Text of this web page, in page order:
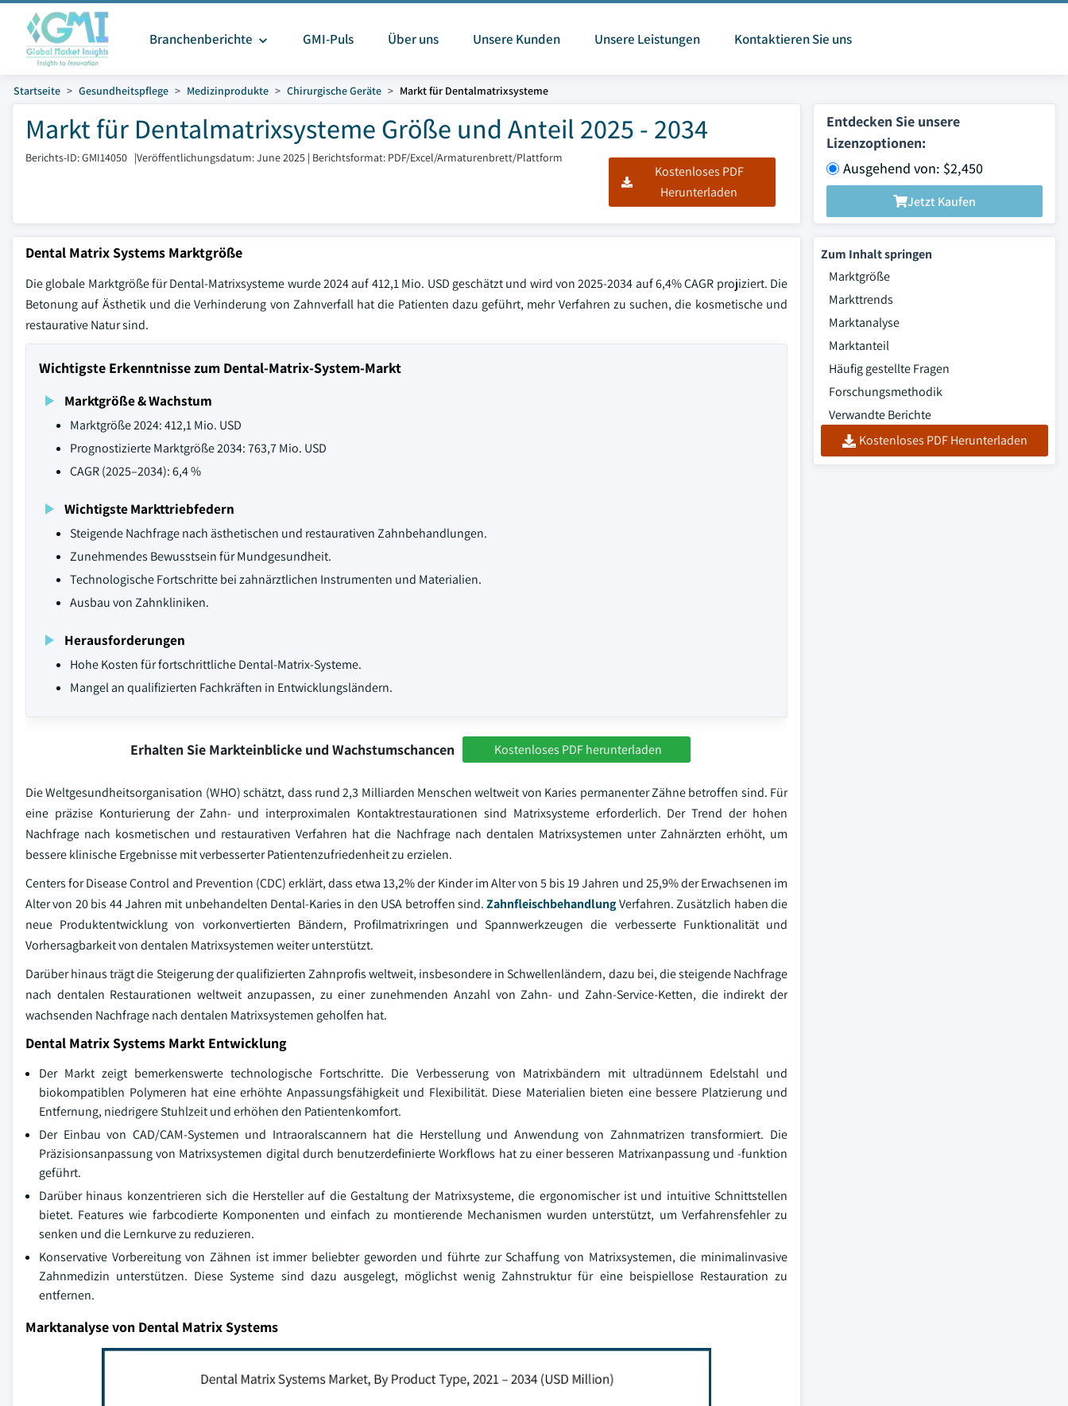
Branchenberichte GMI-Puls Über uns Unsere Kunden Unsere Leistungen Kontaktieren Sie uns
Startseite Gesundheitspflege Medizinprodukte Chirurgische Geräte Markt für Dentalmatrixsysteme
Markt für Dentalmatrixsysteme Größe und Anteil 2025 - 2034
Berichts-ID: GMI14050 |Veröffentlichungsdatum: June 2025 | Berichtsformat: PDF/Excel/Armaturenbrett/Plattform
Kostenloses PDF
Herunterladen
Entdecken Sie unsere
Lizenzoptionen:
Ausgehend von: $2,450
Jetzt Kaufen
Dental Matrix Systems Marktgröße
Die globale Marktgröße für Dental-Matrixsysteme wurde 2024 auf 412,1 Mio. USD geschätzt und wird von 2025-2034 auf 6,4% CAGR projiziert. Die
Betonung auf Ästhetik und die Verhinderung von Zahnverfall hat die Patienten dazu geführt, mehr Verfahren zu suchen, die kosmetische und
restaurative Natur sind.
Wichtigste Erkenntnisse zum Dental-Matrix-System-Markt
Marktgröße & Wachstum
Marktgröße 2024: 412,1 Mio. USD
Prognostizierte Marktgröße 2034: 763,7 Mio. USD
CAGR (2025–2034): 6,4 %
Wichtigste Markttriebfedern
Steigende Nachfrage nach ästhetischen und restaurativen Zahnbehandlungen.
Zunehmendes Bewusstsein für Mundgesundheit.
Technologische Fortschritte bei zahnärztlichen Instrumenten und Materialien.
Ausbau von Zahnkliniken.
Herausforderungen
Hohe Kosten für fortschrittliche Dental-Matrix-Systeme.
Mangel an qualifizierten Fachkräften in Entwicklungsländern.
Erhalten Sie Markteinblicke und Wachstumschancen Kostenloses PDF herunterladen
Die Weltgesundheitsorganisation (WHO) schätzt, dass rund 2,3 Milliarden Menschen weltweit von Karies permanenter Zähne betroffen sind. Für
eine präzise Konturierung der Zahn- und interproximalen Kontaktrestaurationen sind Matrixsysteme erforderlich. Der Trend der hohen
Nachfrage nach kosmetischen und restaurativen Verfahren hat die Nachfrage nach dentalen Matrixsystemen unter Zahnärzten erhöht, um
bessere klinische Ergebnisse mit verbesserter Patientenzufriedenheit zu erzielen.
Centers for Disease Control and Prevention (CDC) erklärt, dass etwa 13,2% der Kinder im Alter von 5 bis 19 Jahren und 25,9% der Erwachsenen im
Alter von 20 bis 44 Jahren mit unbehandelten Dental-Karies in den USA betroffen sind.ZahnfleischbehandlungVerfahren. Zusätzlich haben die
neue Produktentwicklung von vorkonvertierten Bändern, Profilmatrixringen und Spannwerkzeugen die verbesserte Funktionalität und
Vorhersagbarkeit von dentalen Matrixsystemen weiter unterstützt.
Darüber hinaus trägt die Steigerung der qualifizierten Zahnprofis weltweit, insbesondere in Schwellenländern, dazu bei, die steigende Nachfrage
nach dentalen Restaurationen weltweit anzupassen, zu einer zunehmenden Anzahl von Zahn- und Zahn-Service-Ketten, die indirekt der
wachsenden Nachfrage nach dentalen Matrixsystemen geholfen hat.
Dental Matrix Systems Markt Entwicklung
Der Markt zeigt bemerkenswerte technologische Fortschritte. Die Verbesserung von Matrixbändern mit ultradünnem Edelstahl und
biokompatiblen Polymeren hat eine erhöhte Anpassungsfähigkeit und Flexibilität. Diese Materialien bieten eine bessere Platzierung und
Entfernung, niedrigere Stuhlzeit und erhöhen den Patientenkomfort.
Der Einbau von CAD/CAM-Systemen und Intraoralscannern hat die Herstellung und Anwendung von Zahnmatrizen transformiert. Die
Präzisionsanpassung von Matrixsystemen digital durch benutzerdefinierte Workflows hat zu einer besseren Matrixanpassung und -funktion
geführt.
Darüber hinaus konzentrieren sich die Hersteller auf die Gestaltung der Matrixsysteme, die ergonomischer ist und intuitive Schnittstellen
bietet. Features wie farbcodierte Komponenten und einfach zu montierende Mechanismen wurden unterstützt, um Verfahrensfehler zu
senken und die Lernkurve zu reduzieren.
Konservative Vorbereitung von Zähnen ist immer beliebter geworden und führte zur Schaffung von Matrixsystemen, die minimalinvasive
Zahnmedizin unterstützen. Diese Systeme sind dazu ausgelegt, möglichst wenig Zahnstruktur für eine beispiellose Restauration zu
entfernen.
Marktanalyse von Dental Matrix Systems
Zum Inhalt springen
Marktgröße
Markttrends
Marktanalyse
Marktanteil
Häufig gestellte Fragen
Forschungsmethodik
Verwandte Berichte
Kostenloses PDF Herunterladen